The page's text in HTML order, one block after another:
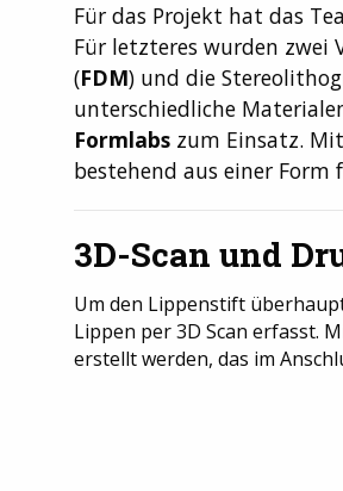
Für das Projekt hat das
Für letzteres wurden zwei
(FDM) und die
unterschiedliche
Formlabs zum Einsatz.
bestehend aus einer
3D-Scan und
Um den Lippenstift
Lippen per 3D Scan erfasst.
erstellt werden, das im